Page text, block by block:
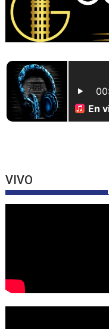
VIVO